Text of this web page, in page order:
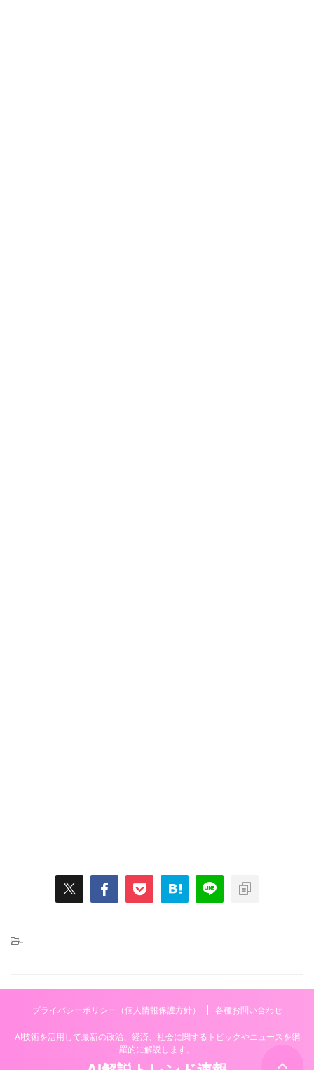
-
プライバシーポリシー（個人情報保護方針） 各種お問い合わせ
AI技術を活用して最新の政治、経済、社会に関するトピックやニュースを網
羅的に解説します。